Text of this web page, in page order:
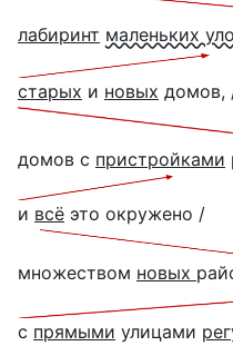
лабиринт маленьких
старых и новых домов,
домов с пристройками
и всё это окружено /
множеством новых
с прямыми улицами